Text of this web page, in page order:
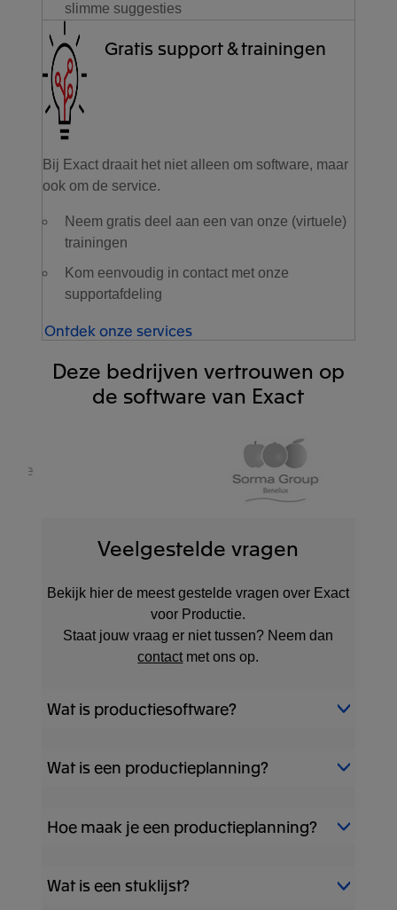
slimme suggesties
Gratis support & trainingen
Bij Exact draait het niet alleen om software, maar
ook om de service.
Neem gratis deel aan een van onze (virtuele)
trainingen
Kom eenvoudig in contact met onze
supportafdeling
Ontdek onze services
Deze bedrijven vertrouwen op
de software van Exact
Veelgestelde vragen
Bekijk hier de meest gestelde vragen over Exact
voor Productie.
Staat jouw vraag er niet tussen? Neem dan
contactmet ons op.
Wat is productiesoftware?
Productiesoftware is software waarmee je
het gehele productieproces kan
Wat is een productieplanning?
Productieplanning
betreft letterlijk ‘de
planning van de productie’ van een
productieplan moeten verschillende
Hoe maak je een productieplanning?
De productieplanning kan je met
verschillende tools creëren. Zo kan je dit
Wat is een stuklijst?